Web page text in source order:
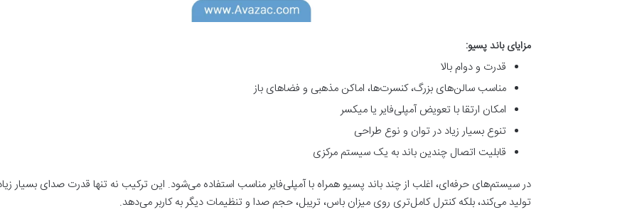
مزایای باند پسیو:
قدرت و دوام بالا
مناسب سالن‌های بزرگ، کنسرت‌ها، اماکن مذهبی و فضاهای باز
امکان ارتقا با تعویض آمپلی‌فایر یا میکسر
تنوع بسیار زیاد در توان و نوع طراحی
قابلیت اتصال چندین باند به یک سیستم مرکزی
در سیستم‌های حرفه‌ای، اغلب از چند باند پسیو همراه با آمپلی‌فایر مناسب استفاده می‌شود. این ترکیب نه تنها قدرت صدای بسیار
تولید می‌کند، بلکه کنترل کامل‌تری روی میزان باس، تریبل، حجم صدا و تنظیمات دیگر به کاربر می‌دهد.